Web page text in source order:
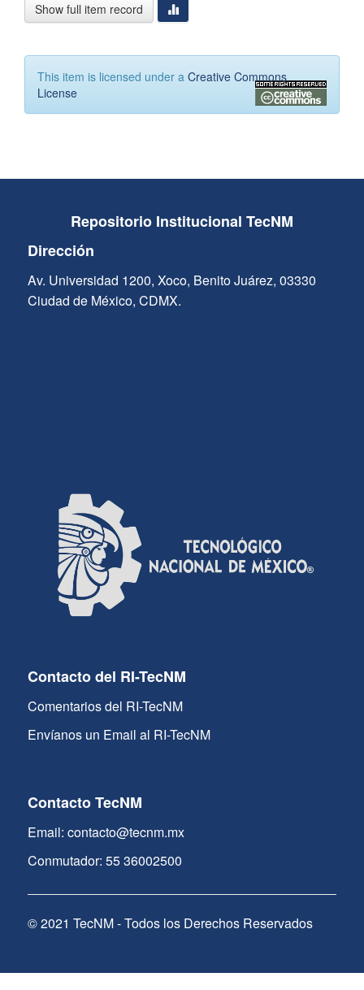
Show full item record
This item is licensed under a Creative Commons
License
Repositorio Institucional TecNM
Dirección
Av. Universidad 1200, Xoco, Benito Juárez, 03330
Ciudad de México, CDMX.
Contacto del RI-TecNM
Comentarios del RI-TecNM
Envíanos un Email al RI-TecNM
Contacto TecNM
Email: contacto@tecnm.mx
Conmutador: 55 36002500
© 2021 TecNM - Todos los Derechos Reservados